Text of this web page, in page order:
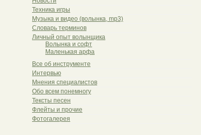
Техника игры
Музыка и видео (волынка, mp3)
Словарь терминов
Личный опыт волынщика
Волынка и софт
Маленькая арфа
Все об инструменте
Интервью
Мнения специалистов
Обо всем понемногу
Тексты песен
Флейты и прочие
Фотогалерея